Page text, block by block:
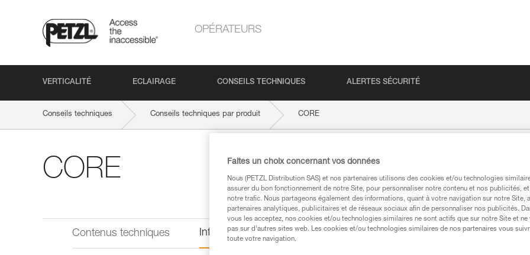
OPÉRATEURS
VERTICALITÉ ECLAIRAGE CONSEILS TECHNIQUES ALERTES SÉCURITÉ
Conseils techniques Conseils techniques par produit CORE
CORE
Contenus techniques Informations techniques
Faites un choix concernant vos données
Nous (PETZL Distribution SAS) et nos partenaires utilisons des cookies et/ou technologies
assurer du bon fonctionnement de notre Site, pour personnaliser notre contenu et nos publicités,
notre trafic. Nous partageons également des informations, quant à votre navigation sur notre Site,
partenaires analytiques, publicitaires et de réseaux sociaux afin de personnaliser nos publicités.
vous les acceptez, nos cookies et/ou technologies similaires ne sont actifs que sur notre Site et ne
pas sur d’autres sites web. Les cookies et/ou technologies similaires de nos partenaires vous
toute votre navigation.